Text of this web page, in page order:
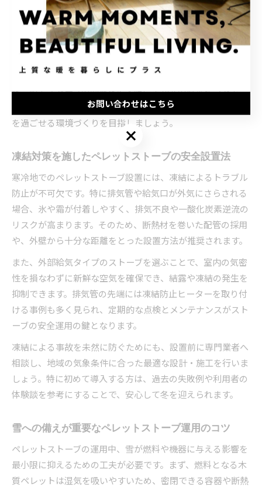
ています。設置場所の選定時には、積雪の方向や風向きも考
慮し、凍結や雪の吹き溜まりを避ける工夫が必要です。こう
した配慮によって、厳しい冬でも安定した暖房効果を長期間
維持できます。
特に新築やリフォーム時には、床下や壁面の断熱・気密性能
を高めてストーブの効率を最大限に生かすのもポイントで
す。積雪地ならではの設置事例を参考に、家族が安心して冬
を過ごせる環境づくりを目指しましょう。
凍結対策を施したペレットストーブの安全設置法
寒冷地でのペレットストーブ設置には、凍結によるトラブル
防止が不可欠です。特に排気管や給気口が外気にさらされる
場合、氷や霜が付着しやすく、排気不良や一酸化炭素逆流の
リスクが高まります。そのため、断熱材を巻いた配管の採用
や、外壁から十分な距離をとった設置方法が推奨されます。
また、外部給気タイプのストーブを選ぶことで、室内の気密
性を損なわずに新鮮な空気を確保でき、結露や凍結の発生を
抑制できます。排気管の先端には凍結防止ヒーターを取り付
ける事例も多く見られ、定期的な点検とメンテナンスがスト
ーブの安全運用の鍵となります。
凍結による事故を未然に防ぐためにも、設置前に専門業者へ
相談し、地域の気象条件に合った最適な設計・施工を行いま
しょう。特に初めて導入する方は、過去の失敗例や利用者の
体験談を参考にすることで、安心して冬を迎えられます。
雪への備えが重要なペレットストーブ運用のコツ
ペレットストーブの運用中、雪が燃料や機器に与える影響を
最小限に抑えるための工夫が必要です。まず、燃料となる木
質ペレットは湿気を吸いやすいため、密閉できる容器や断熱
お問い合わせはこちら
お問い合わせはこちら